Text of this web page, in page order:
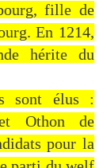
fille de
En 1214,
hérite du
sont élus :
Othon de
pour la